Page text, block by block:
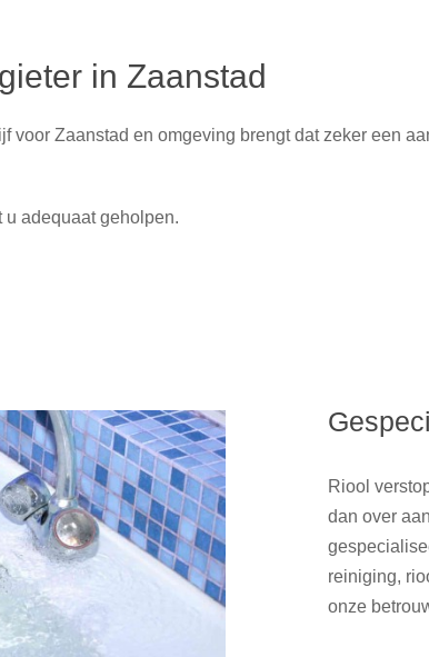
in Zaanstad
voor Zaanstad en omgeving brengt dat zeker een
adequaat geholpen.
Riool
dan over
reiniging,
onze